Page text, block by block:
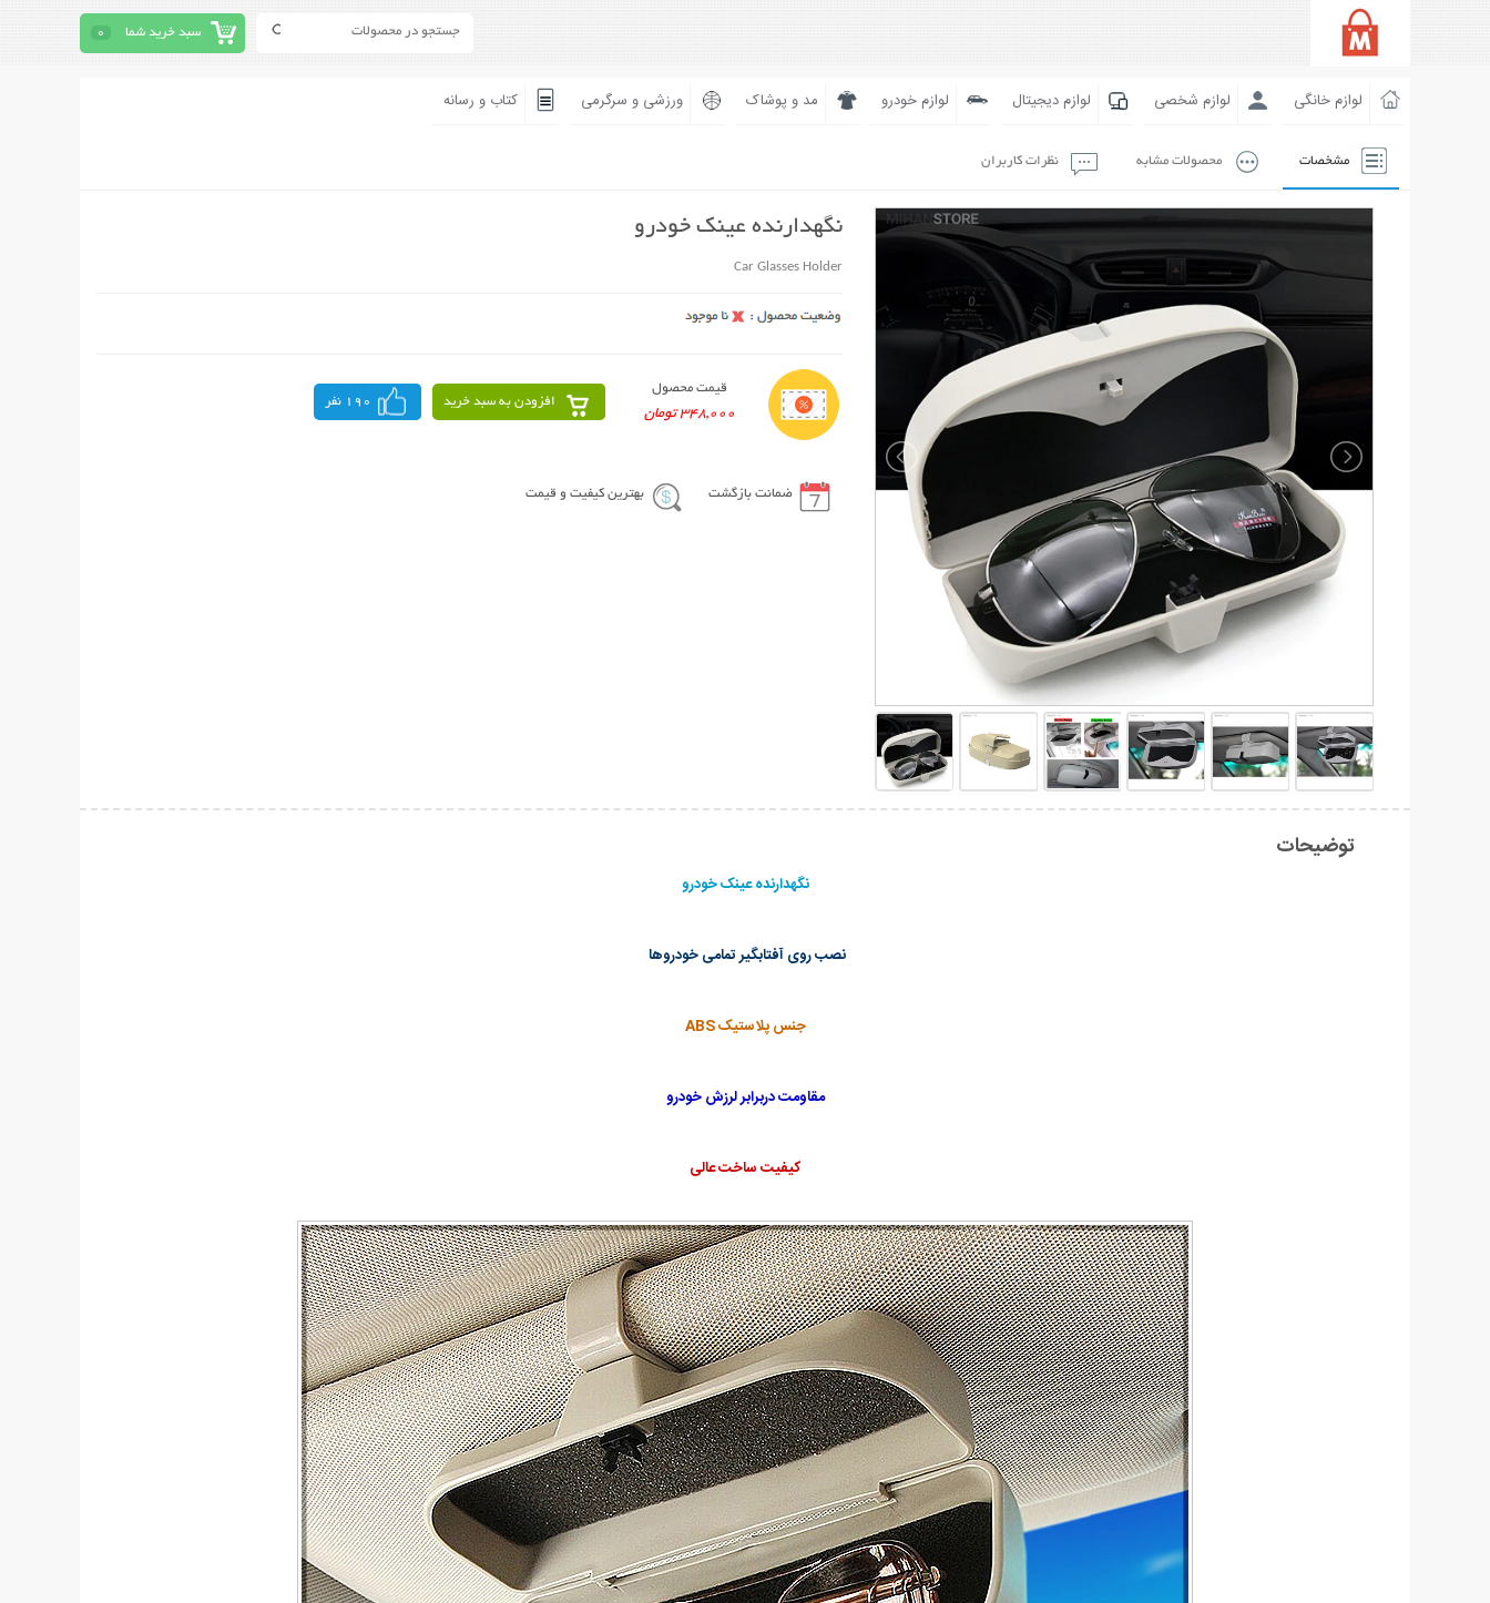
سبد خرید شما 0
لوازم خانگی لوازم شخصی لوازم دیجیتال لوازم خودرو مد و پوشاک ورزشی و سرگرمی کتاب و رسانه
مشخصات محصولات مشابه نظرات کاربران
نگهدارنده عینک خودرو
Car Glasses Holder
قیمت محصول
348,000 تومان
افزودن به سبد خرید 190 نفر
ضمانت بازگشت بهترین کیفیت و قیمت
توضیحات
نگهدارنده عینک خودرو
نصب روی آفتابگیر تمامی خودروها
جنس پلاستیک ABS
مقاومت دربرابر لرزش خودرو
کیفیت ساخت عالی